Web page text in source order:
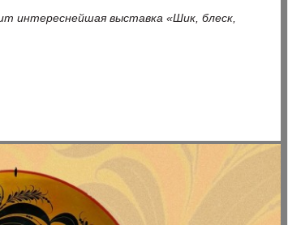
интереснейшая выставка «Шик, блеск,